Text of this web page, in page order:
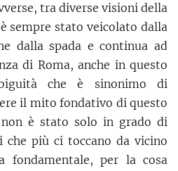
tra diverse visioni della
sempre stato veicolato dalla
dalla spada e continua ad
di Roma, anche in questo
che è sinonimo di
il mito fondativo di questo
è stato solo in grado di
che più ci toccano da vicino
fondamentale, per la cosa